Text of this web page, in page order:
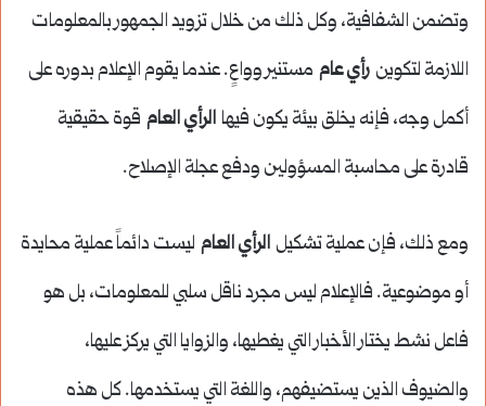
وتضمن الشفافية، وكل ذلك من خلال تزويد الجمهور بالمعلومات
اللازمة لتكوين رأي عام مستنير وواعٍ. عندما يقوم الإعلام بدوره على
أكمل وجه، فإنه يخلق بيئة يكون فيها الرأي العام قوة حقيقية
قادرة على محاسبة المسؤولين ودفع عجلة الإصلاح.
ومع ذلك، فإن عملية تشكيل الرأي العام ليست دائماً عملية محايدة
أو موضوعية. فالإعلام ليس مجرد ناقل سلبي للمعلومات، بل هو
فاعل نشط يختار الأخبار التي يغطيها، والزوايا التي يركز عليها،
والضيوف الذين يستضيفهم، واللغة التي يستخدمها. كل هذه